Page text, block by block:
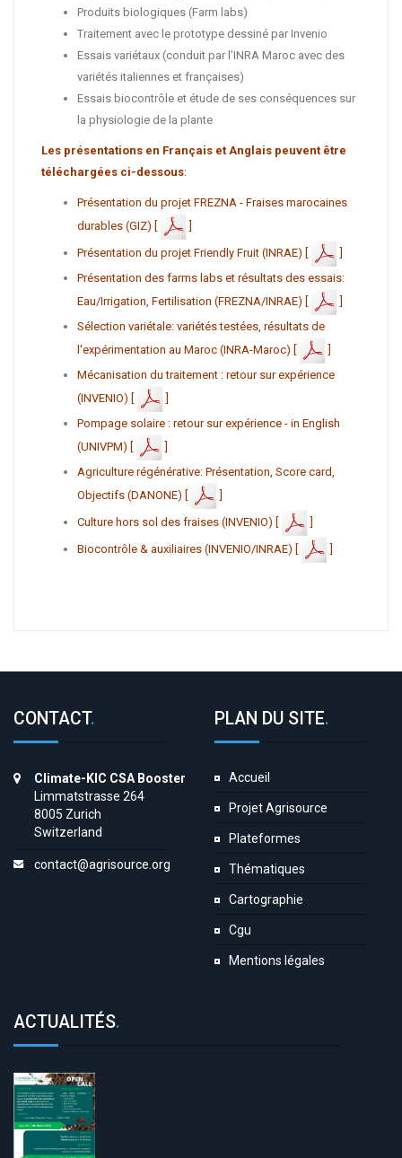
Produits biologiques (Farm labs)
Traitement avec le prototype dessiné par Invenio
Essais variétaux (conduit par l’INRA Maroc avec des
variétés italiennes et françaises)
Essais biocontrôle et étude de ses conséquences sur
la physiologie de la plante
Les présentations en Français et Anglais peuvent être
téléchargées ci-dessous:
Présentation du projet FREZNA - Fraises marocaines
durables (GIZ) [
Présentation du projet Friendly Fruit (INRAE) [
Présentation des farms labs et résultats des essais:
Eau/Irrigation, Fertilisation (FREZNA/INRAE) [
Sélection variétale: variétés testées, résultats de
l'expérimentation au Maroc (INRA-Maroc) [
Mécanisation du traitement : retour sur expérience
(INVENIO) [
Pompage solaire : retour sur expérience - in English
(UNIVPM) [
Agriculture régénérative: Présentation, Score card,
Objectifs (DANONE) [
Culture hors sol des fraises (INVENIO) [
Biocontrôle & auxiliaires (INVENIO/INRAE) [
CONTACT.
Climate-KIC CSA Booster
Limmatstrasse 264
8005 Zurich
Switzerland
contact@agrisource.org
PLAN DU SITE.
Accueil
Projet Agrisource
Plateformes
Thématiques
Cartographie
Cgu
Mentions légales
ACTUALITÉS.